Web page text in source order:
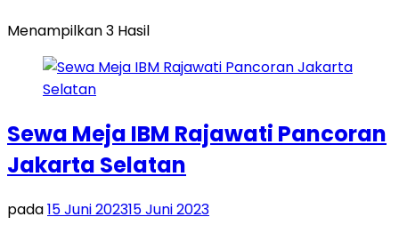
Menampilkan 3 Hasil
Sewa Meja IBM Rajawati Pancoran
Jakarta Selatan
pada15 Juni 202315 Juni 2023